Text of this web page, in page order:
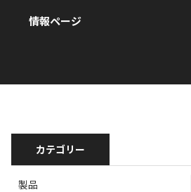
情報ページ
カテゴリー
製品